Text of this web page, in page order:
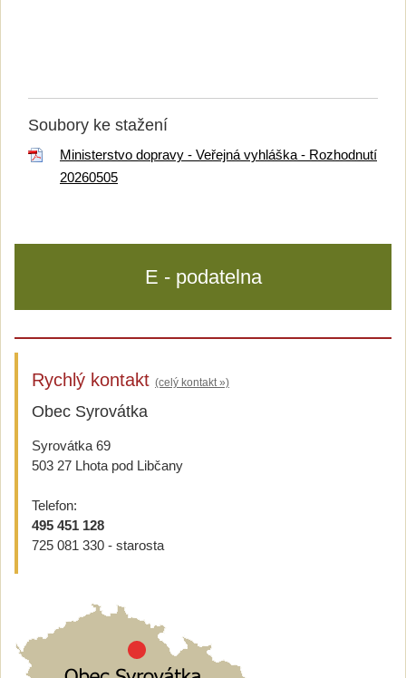
Soubory ke stažení
Ministerstvo dopravy - Veřejná vyhláška - Rozhodnutí
20260505
E - podatelna
Rychlý kontakt (celý kontakt »)
Obec Syrovátka
Syrovátka 69
503 27 Lhota pod Libčany
Telefon:
495 451 128
725 081 330 - starosta